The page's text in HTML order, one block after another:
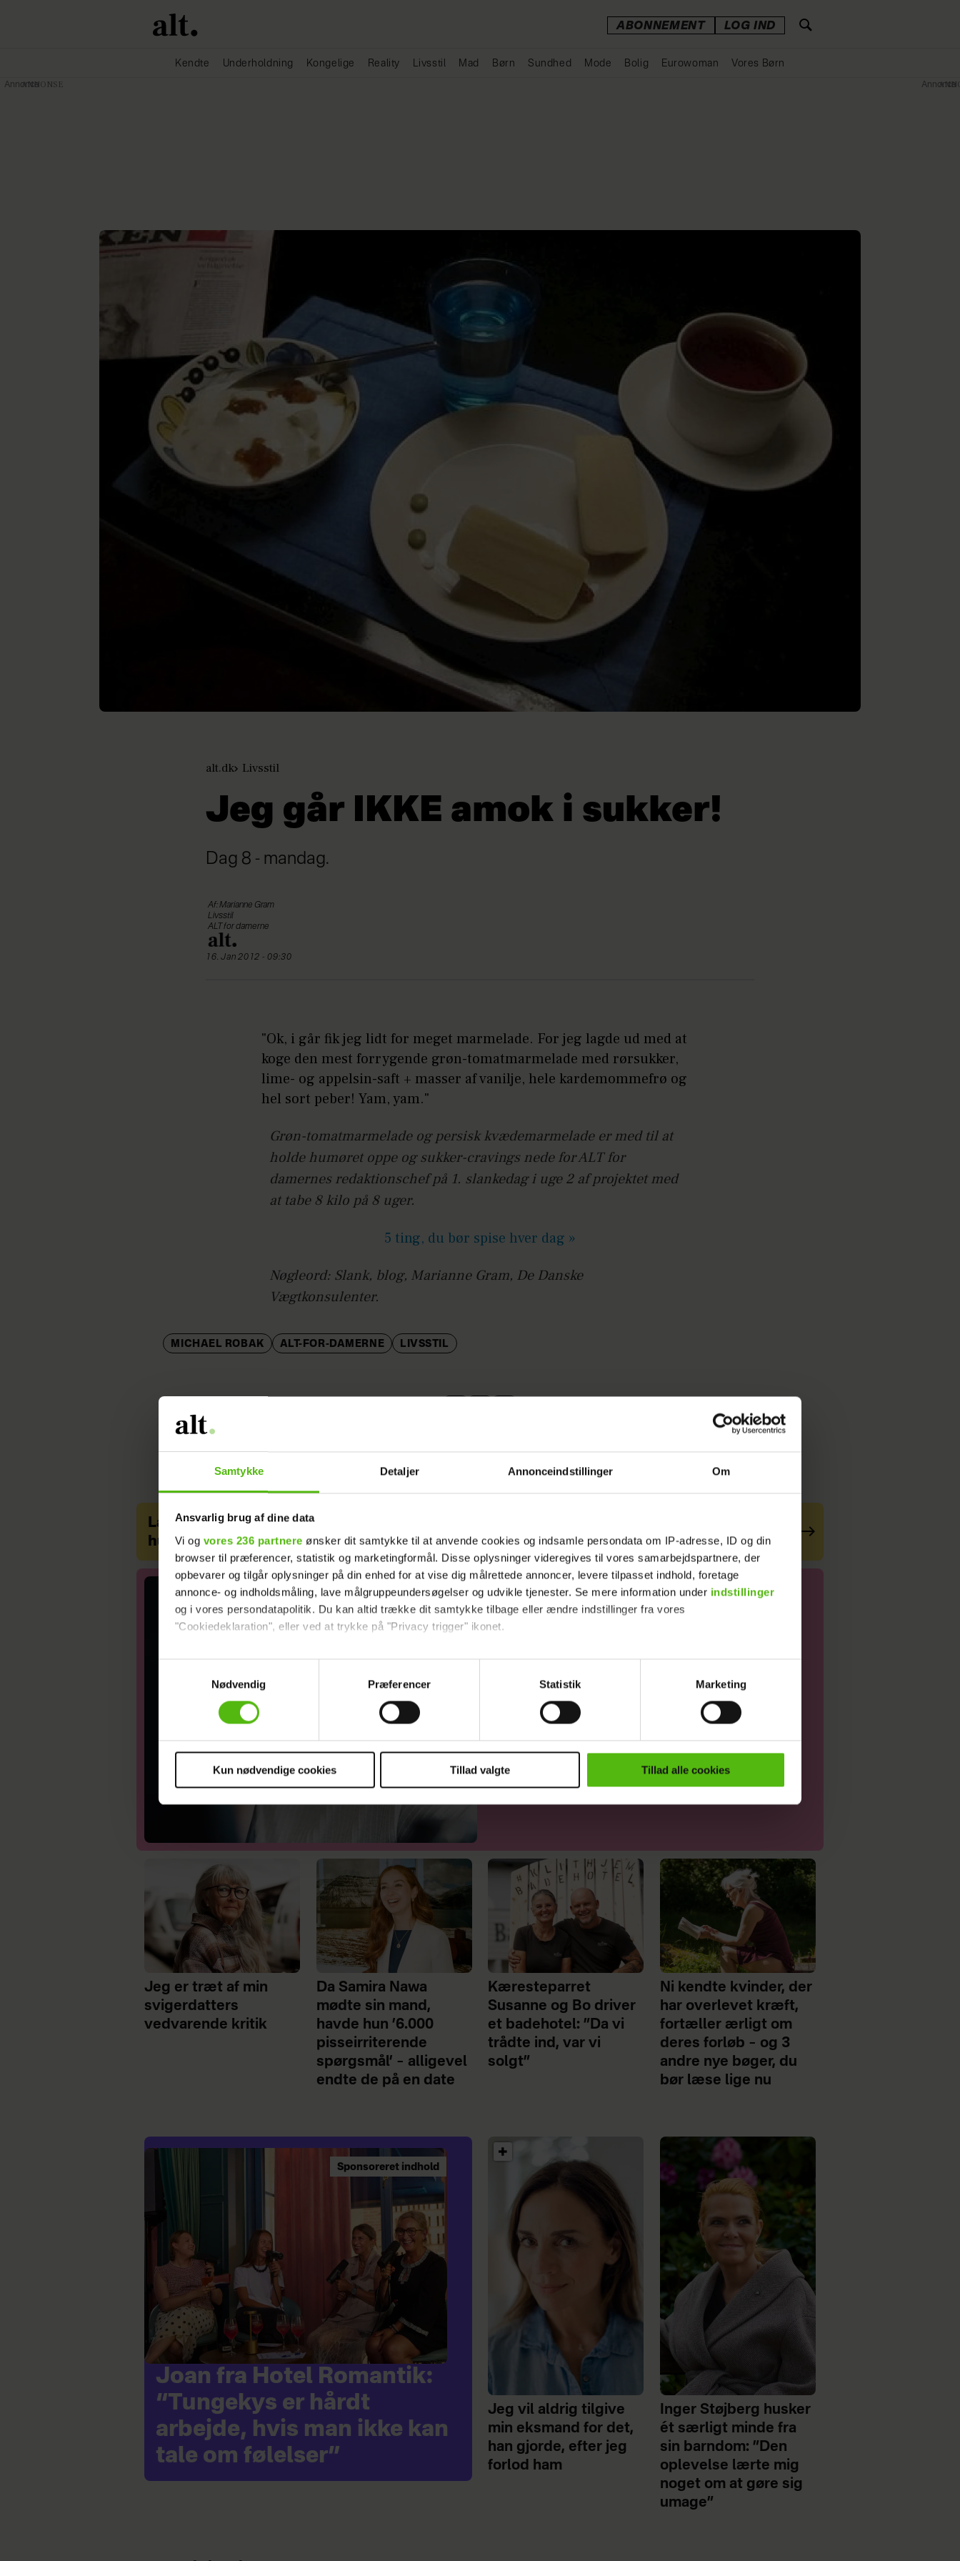
Samtykke Detaljer Annonceindstillinger Om
Ansvarlig brug af dine data
Vi og vores 236 partnere ønsker dit samtykke til at anvende cookies og indsamle persondata om IP-adresse, ID og din
browser til præferencer, statistik og marketingformål. Disse oplysninger videregives til vores samarbejdspartnere, der
opbevarer og tilgår oplysninger på din enhed for at vise dig målrettede annoncer, levere tilpasset indhold, foretage
annonce- og indholdsmåling, lave målgruppeundersøgelser og udvikle tjenester. Se mere information under indstillinger
og i vores persondatapolitik. Du kan altid trække dit samtykke tilbage eller ændre indstillinger fra vores
"Cookiedeklaration", eller ved at trykke på "Privacy trigger" ikonet.
Dine valg anvendes på hele websitet.
Vi ønsker dit samtykke til at indsamle og bruge data for at kunne levere og finansiere relevant journalistisk indhold til dig.
Vi anvender egne cookies og cookies fra tredjeparter til at at optimere dit besøg på vores hjemmeside. Vi indsamler data
sociale medier.
cookies, samarbejdspartnere og behandling af dine personoplysninger i forbindelse hermed i både
privatlivspolitik
Nødvendig
Præferencer Statistik Marketing
Kun nødvendige cookies Tillad valgte Tillad alle cookies
ABONNEMENT LOG IND
Kendte Underholdning Kongelige Reality Livsstil Mad Børn Sundhed Mode Bolig Eurowoman Vores Børn
alt.dk Livsstil
Jeg går IKKE amok i sukker!
Dag 8 - mandag.
Af: Marianne Gram
Livsstil
ALT for damerne
16. Jan 2012 - 09:30
"Ok, i går fik jeg lidt for meget marmelade. For jeg lagde ud med at
koge den mest forrygende grøn-tomatmarmelade med rørsukker,
lime- og appelsin-saft + masser af vanilje, hele kardemommefrø og
hel sort peber! Yam, yam."
Grøn-tomatmarmelade og persisk kvædemarmelade er med til at
holde humøret oppe og sukker-cravings nede for ALT for
damernes redaktionschef på 1. slankedag i uge 2 af projektet med
at tabe 8 kilo på 8 uger.
5 ting, du bør spise hver dag »
Nøgleord: Slank, blog, Marianne Gram, De Danske
Vægtkonsulenter.
MICHAEL ROBAK ALT-FOR-DAMERNE LIVSSTIL
Langt ind i karrieren oplevede Jette Torp en følelse af angst, når hun stod på scenen – da
hun fyldte 51, skete der noget
Min lunefulde chef
giver mig angst
Jeg er træt af min
svigerdatters
vedvarende kritik
Da Samira Nawa
mødte sin mand,
havde hun ’6.000
pisseirriterende
spørgsmål’ – alligevel
endte de på en date
Kæresteparret
Susanne og Bo driver
et badehotel: ”Da vi
trådte ind, var vi
solgt”
Ni kendte kvinder, der
har overlevet kræft,
fortæller ærligt om
deres forløb – og 3
andre nye bøger, du
bør læse lige nu
Sponsoreret indhold
Joan fra Hotel Romantik:
“Tungekys er hårdt
arbejde, hvis man ikke kan
tale om følelser”
Jeg vil aldrig tilgive
min eksmand for det,
han gjorde, efter jeg
forlod ham
Inger Støjberg husker
ét særligt minde fra
sin barndom: ”Den
oplevelse lærte mig
noget om at gøre sig
umage”
Annonce Annonce